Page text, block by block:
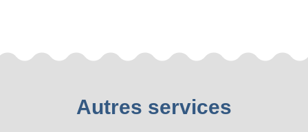
Autres services